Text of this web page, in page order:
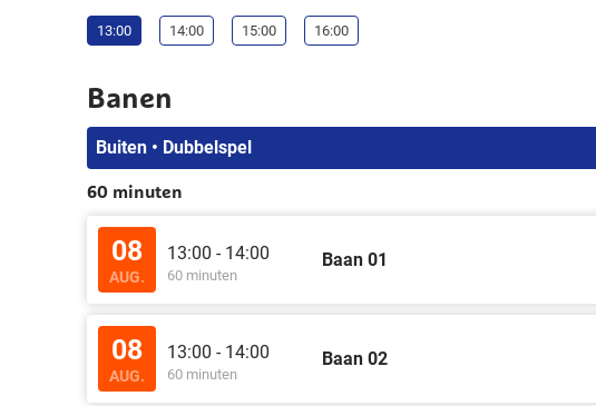
13:00 14:00 15:00 16:00
Banen
Buiten • Dubbelspel
60 minuten
08
AUG.
13:00 - 14:00
60 minuten
Baan 01
08
AUG.
13:00 - 14:00
60 minuten
Baan 02